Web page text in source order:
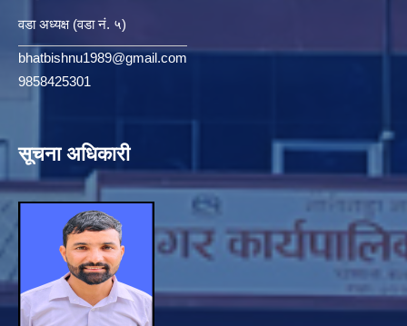
वडा अध्यक्ष (वडा नं. ५)
bhatbishnu1989@gmail.com
9858425301
सूचना अधिकारी